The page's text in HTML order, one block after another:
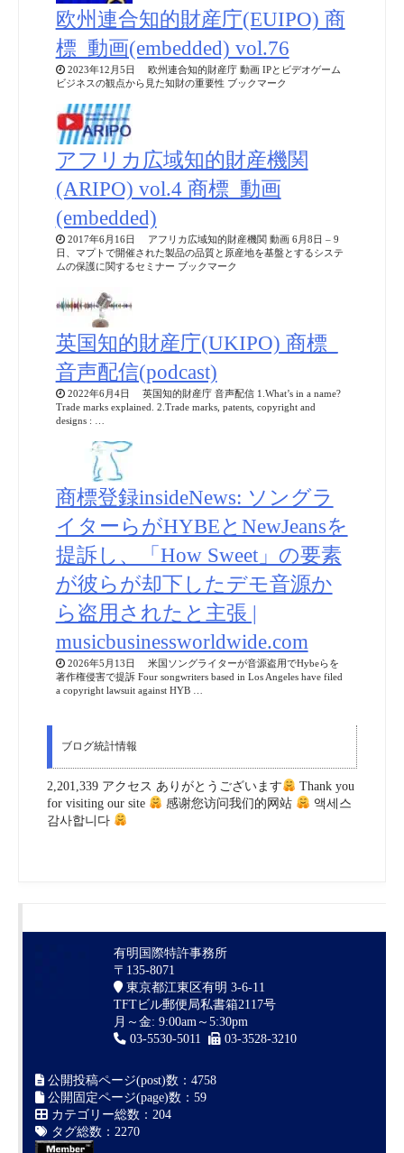
欧州連合知的財産庁(EUIPO) 商
標_動画(embedded) vol.76
2023年12月5日 欧州連合知的財産庁 動画 IPとビデオゲーム
ビジネスの観点から見た知財の重要性 ブックマーク
アフリカ広域知的財産機関
(ARIPO) vol.4 商標_動画
(embedded)
2017年6月16日 アフリカ広域知的財産機関 動画 6月8日 – 9
日、マプトで開催された製品の品質と原産地を基盤とするシステ
ムの保護に関するセミナー ブックマーク
英国知的財産庁(UKIPO) 商標_
音声配信(podcast)
2022年6月4日 英国知的財産庁 音声配信 1.What’s in a name?
Trade marks explained. 2.Trade marks, patents, copyright and
designs : …
商標登録insideNews: ソングラ
イターらがHYBEとNewJeansを
提訴し、「How Sweet」の要素
が彼らが却下したデモ音源か
ら盗用されたと主張 |
musicbusinessworldwide.com
2026年5月13日 米国ソングライターが音源盗用でHybeらを
著作権侵害で提訴 Four songwriters based in Los Angeles have filed
a copyright lawsuit against HYB …
ブログ統計情報
2,201,339 アクセス ありがとうございます
Thank you
for visiting our site
感谢您访问我们的网站
액세스
감사합니다
有明国際特許事務所
〒135-8071
東京都江東区有明 3-6-11
TFTビル郵便局私書箱2117号
月～金: 9:00am～5:30pm
03-5530-5011
03-3528-3210
公開投稿ページ(post)数：4758
公開固定ページ(page)数：59
カテゴリー総数：204
タグ総数：2270